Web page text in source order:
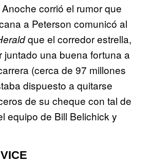
corrió el rumor que
a Peterson comunicó al
que el corredor estrella,
juntado una buena fortuna a
(cerca de 97 millones
dispuesto a quitarse
de su cheque con tal de
equipo de Bill Belichick y